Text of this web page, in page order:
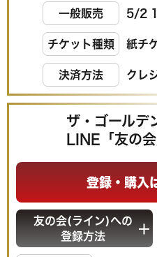
一般販売 5/2
チケット種類 紙チ
決済方法 クレ
ザ・ゴールデ
LINE「友の
登録・購入
友の会(ライン)への
登録方法